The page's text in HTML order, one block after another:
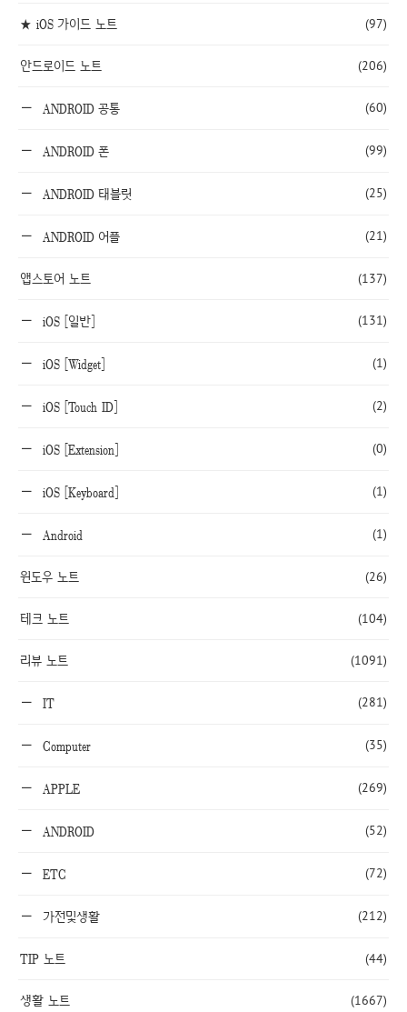
★ iOS 가이드 노트 (97)
안드로이드 노트 (206)
ANDROID 공통 (60)
ANDROID 폰 (99)
ANDROID 태블릿 (25)
ANDROID 어플 (21)
앱스토어 노트 (137)
iOS [일반] (131)
iOS [Widget] (1)
iOS [Touch ID] (2)
iOS [Extension] (0)
iOS [Keyboard] (1)
Android (1)
윈도우 노트 (26)
테크 노트 (104)
리뷰 노트 (1091)
IT (281)
Computer (35)
APPLE (269)
ANDROID (52)
ETC (72)
가전및생활 (212)
TIP 노트 (44)
생활 노트 (1667)